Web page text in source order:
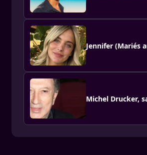
Jennifer (Mariés
Michel Drucker,